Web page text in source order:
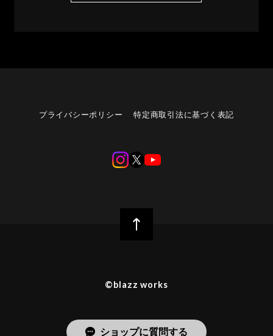
プライバシーポリシー 特定商取引法に基づく表記
©︎blazz works
ショップに質問する